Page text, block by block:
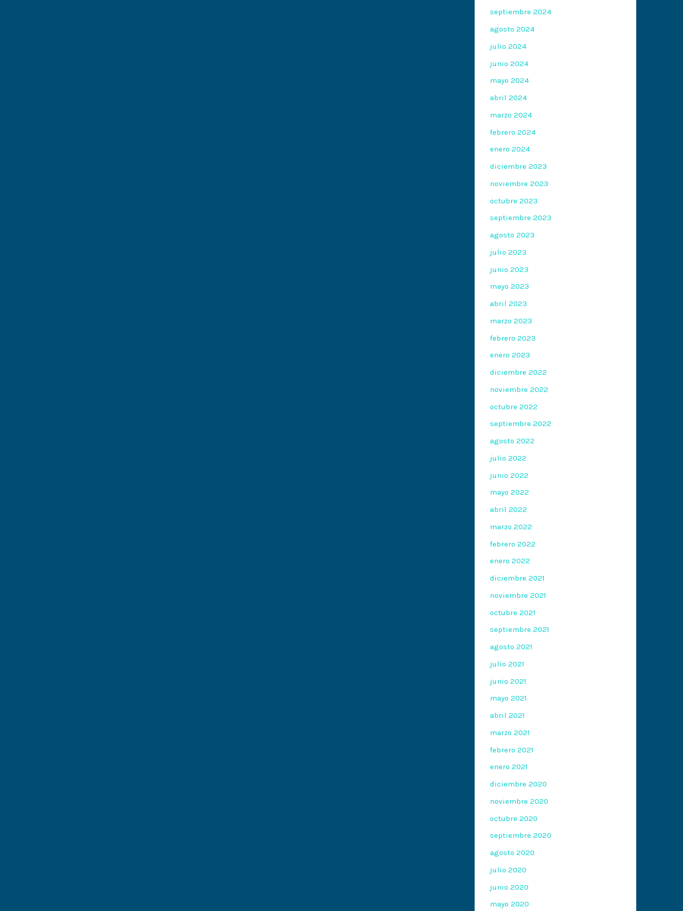
septiembre 2024
agosto 2024
julio 2024
junio 2024
mayo 2024
abril 2024
marzo 2024
febrero 2024
enero 2024
diciembre 2023
noviembre 2023
octubre 2023
septiembre 2023
agosto 2023
julio 2023
junio 2023
mayo 2023
abril 2023
marzo 2023
febrero 2023
enero 2023
diciembre 2022
noviembre 2022
octubre 2022
septiembre 2022
agosto 2022
julio 2022
junio 2022
mayo 2022
abril 2022
marzo 2022
febrero 2022
enero 2022
diciembre 2021
noviembre 2021
octubre 2021
septiembre 2021
agosto 2021
julio 2021
junio 2021
mayo 2021
abril 2021
marzo 2021
febrero 2021
enero 2021
diciembre 2020
noviembre 2020
octubre 2020
septiembre 2020
agosto 2020
julio 2020
junio 2020
mayo 2020